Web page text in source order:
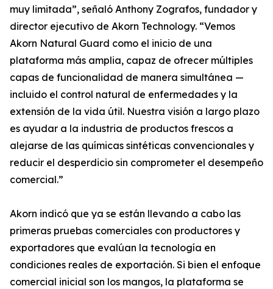
muy limitada”, señaló Anthony Zografos, fundador y
director ejecutivo de Akorn Technology. “Vemos
Akorn Natural Guard como el inicio de una
plataforma más amplia, capaz de ofrecer múltiples
capas de funcionalidad de manera simultánea —
incluido el control natural de enfermedades y la
extensión de la vida útil. Nuestra visión a largo plazo
es ayudar a la industria de productos frescos a
alejarse de las químicas sintéticas convencionales y
reducir el desperdicio sin comprometer el desempeño
comercial.”
Akorn indicó que ya se están llevando a cabo las
primeras pruebas comerciales con productores y
exportadores que evalúan la tecnología en
condiciones reales de exportación. Si bien el enfoque
comercial inicial son los mangos, la plataforma se